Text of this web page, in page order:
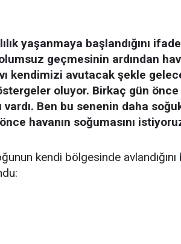
yaşanmaya başlandığını
geçmesinin ardından
kendimizi avutacak şekle
oluyor. Birkaç gün önce
Ben bu senenin daha
havanın soğumasını
kendi bölgesinde